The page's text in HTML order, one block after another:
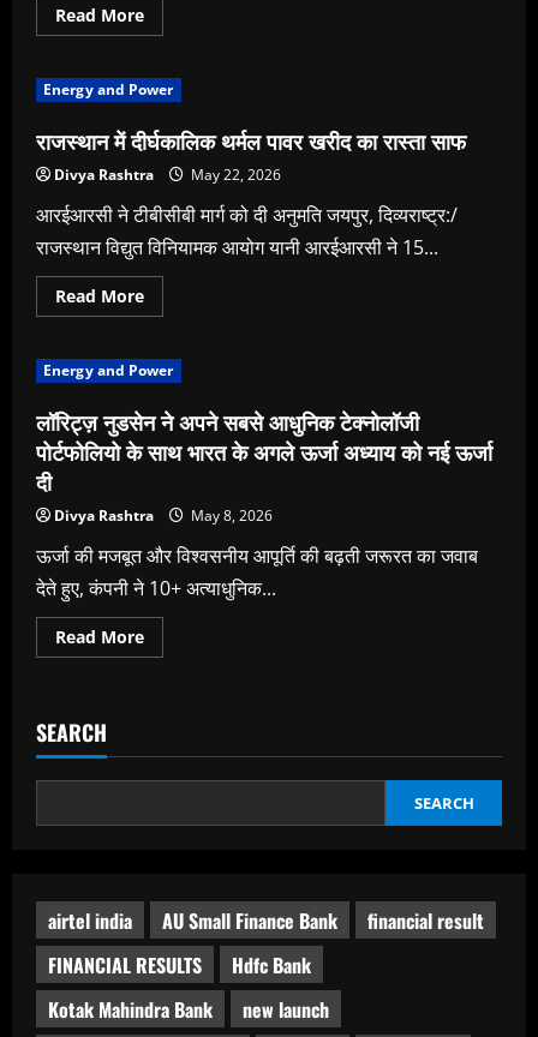
Read MoreRead
more
में
सोलर
पर
लग
सकता
है
Energy and Power
राजस्थान में दीर्घकालिक थर्मल पावर खरीद का रास्ता साफ
Divya Rashtra May 22, 2026
आरईआरसी ने टीबीसीबी मार्ग को दी अनुमति जयपुर, दिव्यराष्ट्र:/
राजस्थान विद्युत विनियामक आयोग यानी आरईआरसी ने 15...
Read MoreRead
more
में
दीर्घकालिक
पावर
खरीद
का
रास्ता
Energy and Power
लॉरिट्ज़ नुडसेन ने अपने सबसे आधुनिक टेक्नोलॉजी
पोर्टफोलियो के साथ भारत के अगले ऊर्जा अध्याय को नई ऊर्जा
दी
Divya Rashtra May 8, 2026
ऊर्जा की मजबूत और विश्वसनीय आपूर्ति की बढ़ती जरूरत का जवाब
देते हुए, कंपनी ने 10+ अत्याधुनिक...
Read MoreRead
more
सबसे
टेक्नोलॉजी
के
ऊर्जा
अध्याय
को
नई
ऊर्जा
दी
SEARCH
SEARCH
airtel india AU Small Finance Bank
financial result
FINANCIAL RESULTS
Hdfc Bank
Kotak Mahindra Bank
new launch